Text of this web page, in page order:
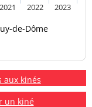
de-Dôme
2021 2022 2023
aux kinés
un kiné